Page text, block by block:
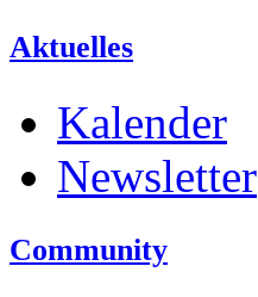
Aktuelles
Kalender
Newsletter
Community